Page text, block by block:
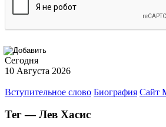
Сегодня
10 Августа 2026
Вступительное слово Биография Сайт
Тег — Лев Хасис